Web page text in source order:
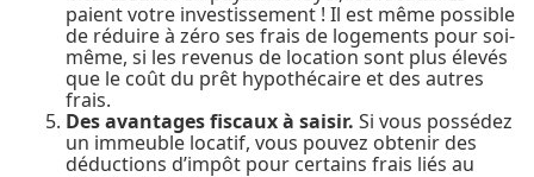
paient votre investissement ! Il est même possible
de réduire à zéro ses frais de logements pour soi-
même, si les revenus de location sont plus élevés
que le coût du prêt hypothécaire et des autres
frais.
Des avantages fiscaux à saisir. Si vous possédez
un immeuble locatif, vous pouvez obtenir des
déductions d’impôt pour certains frais liés au